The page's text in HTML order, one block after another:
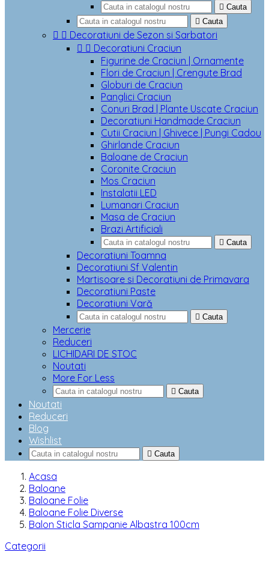
 Cauta
 Cauta
  Decoratiuni de Sezon si Sarbatori
  Decoratiuni Craciun
Figurine de Craciun | Ornamente
Flori de Craciun | Crengute Brad
Globuri de Craciun
Panglici Craciun
Conuri Brad | Plante Uscate Craciun
Decoratiuni Handmade Craciun
Cutii Craciun | Ghivece | Pungi Cadou
Ghirlande Craciun
Baloane de Craciun
Coronite Craciun
Mos Craciun
Instalatii LED
Lumanari Craciun
Masa de Craciun
Brazi Artificiali
 Cauta
Decoratiuni Toamna
Decoratiuni Sf Valentin
Martisoare si Decoratiuni de Primavara
Decoratiuni Paste
Decoratiuni Vară
 Cauta
Mercerie
Reduceri
LICHIDARI DE STOC
Noutati
More For Less
 Cauta
Noutati
Reduceri
Blog
Wishlist
 Cauta
Acasa
Baloane
Baloane Folie
Baloane Folie Diverse
Balon Sticla Sampanie Albastra 100cm
Categorii